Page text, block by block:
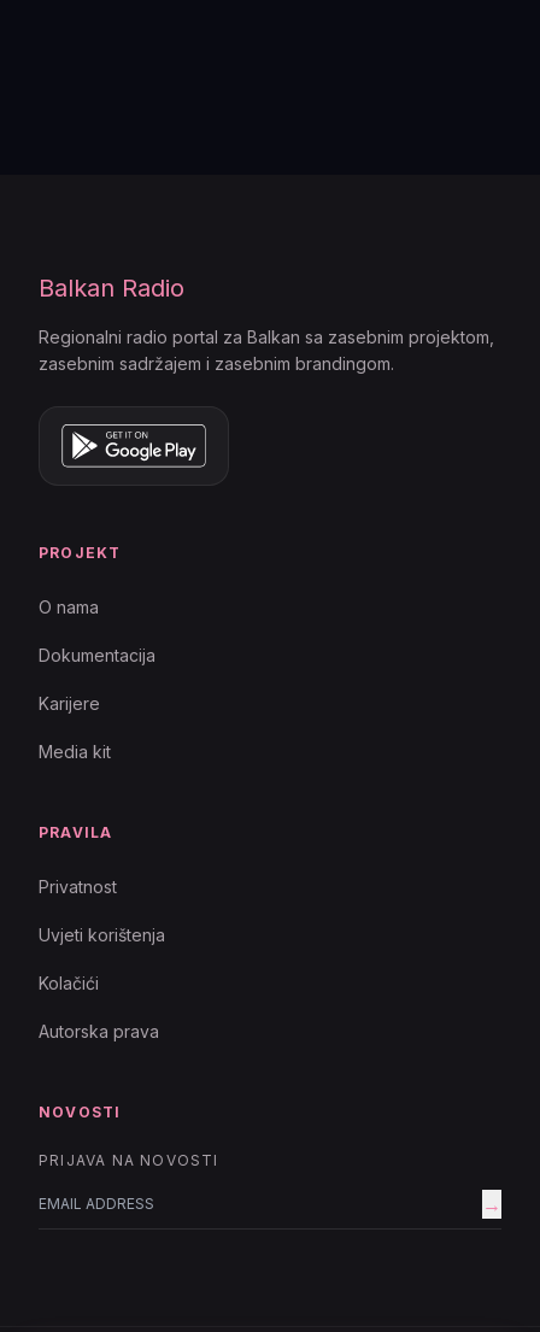
Balkan Radio
Regionalni radio portal za Balkan sa zasebnim projektom,
zasebnim sadržajem i zasebnim brandingom.
PROJEKT
O nama
Dokumentacija
Karijere
Media kit
PRAVILA
Privatnost
Uvjeti korištenja
Kolačići
Autorska prava
NOVOSTI
PRIJAVA NA NOVOSTI
→